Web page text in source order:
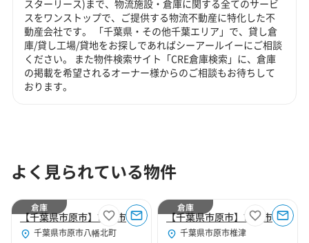
スターリース)まで、物流施設・倉庫に関する全てのサービ
スをワンストップで、ご提供する物流不動産に特化した不
動産会社です。 「千葉県・その他千葉エリア」で、貸し倉
庫/貸し工場/貸地をお探しであればシーアールイーにご相談
ください。 また物件検索サイト「CRE倉庫検索」に、倉庫
の掲載を希望されるオーナー様からのご相談もお待ちして
おります。
よく見られている物件
【千葉県市原市】市原市八幡北町2丁目120坪倉庫
千葉県市原市八幡北町
倉庫
【千葉県市原市】市原市椎津130坪倉庫
千葉県市原市椎津
倉庫